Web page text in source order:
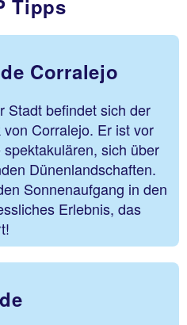
Tipps
Corralejo
Stadt befindet sich der
Corralejo. Er ist vor
sich über
Dünenlandschaften.
Sonnenaufgang in den
Erlebnis, das